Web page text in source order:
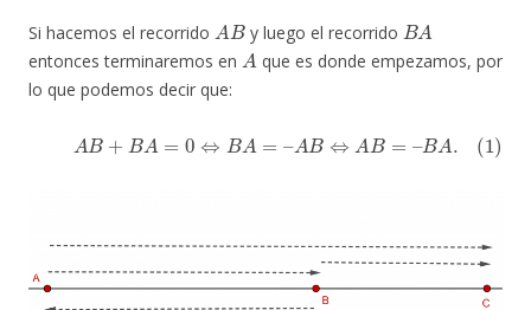
Si hacemos el recorrido
A B
y luego el recorrido
BA
entonces terminaremos en
A
que es donde empezamos, por
lo que podemos decir que:
+ B 0⇔ = B⇔ BA